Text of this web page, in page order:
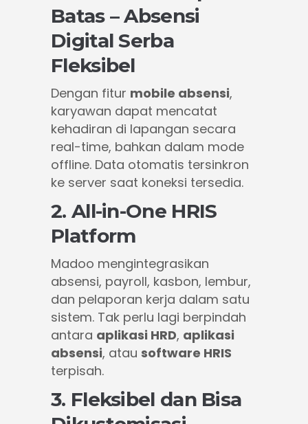
Batas – Absensi
Digital Serba
Fleksibel
Dengan fitur mobile absensi,
karyawan dapat mencatat
kehadiran di lapangan secara
real-time, bahkan dalam mode
offline. Data otomatis tersinkron
ke server saat koneksi tersedia.
2. All-in-One HRIS
Platform
Madoo mengintegrasikan
absensi, payroll, kasbon, lembur,
dan pelaporan kerja dalam satu
sistem. Tak perlu lagi berpindah
antara aplikasi HRD, aplikasi
absensi, atau software HRIS
terpisah.
3. Fleksibel dan Bisa